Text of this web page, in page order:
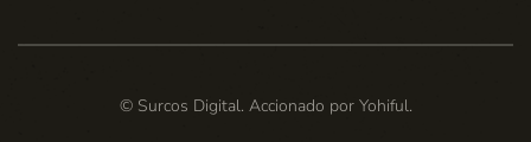
© Surcos Digital. Accionado por Yohiful.